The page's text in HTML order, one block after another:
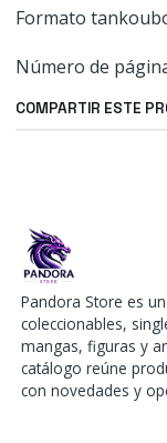
Formato
Número de
COMPARTIR ESTE
Pandora Store es
coleccionables,
mangas, figuras y
catálogo reúne
con novedades y